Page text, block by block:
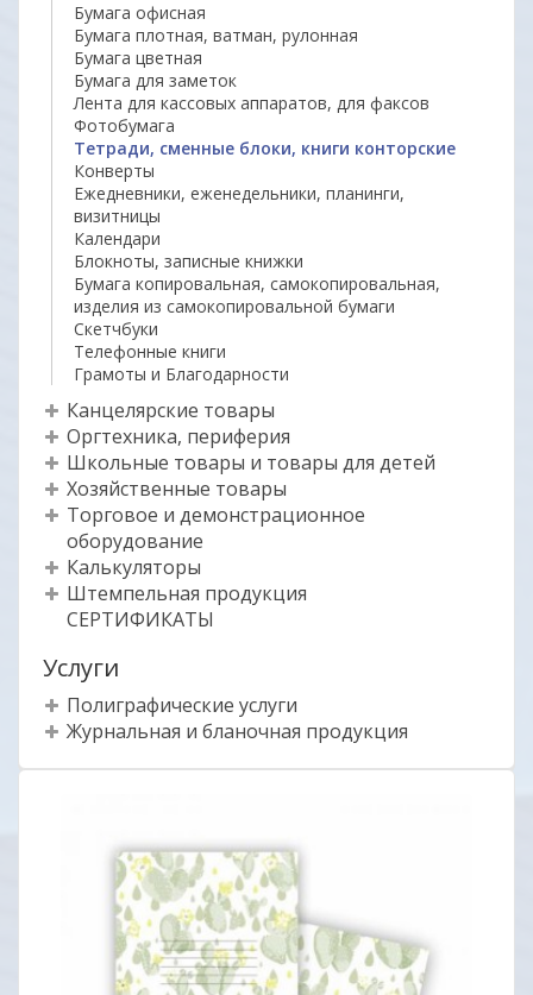
Бумага офисная
Бумага плотная, ватман, рулонная
Бумага цветная
Бумага для заметок
Лента для кассовых аппаратов, для факсов
Фотобумага
Тетради, сменные блоки, книги конторские
Конверты
Ежедневники, еженедельники, планинги,
визитницы
Календари
Блокноты, записные книжки
Бумага копировальная, самокопировальная,
изделия из самокопировальной бумаги
Скетчбуки
Телефонные книги
Грамоты и Благодарности
Канцелярские товары
Оргтехника, периферия
Школьные товары и товары для детей
Хозяйственные товары
Торговое и демонстрационное
оборудование
Калькуляторы
Штемпельная продукция
СЕРТИФИКАТЫ
Услуги
Полиграфические услуги
Журнальная и бланочная продукция